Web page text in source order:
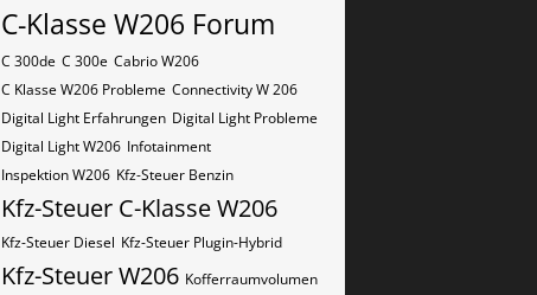
C-Klasse W206 Forum
C 300de C 300e Cabrio W206
C Klasse W206 Probleme Connectivity W 206
Digital Light Erfahrungen Digital Light Probleme
Digital Light W206 Infotainment
Inspektion W206 Kfz-Steuer Benzin
Kfz-Steuer C-Klasse W206
Kfz-Steuer Diesel Kfz-Steuer Plugin-Hybrid
Kfz-Steuer W206 Kofferraumvolumen